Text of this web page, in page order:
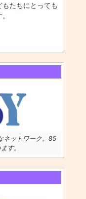
たちにとっても
ネットワーク。85
す。